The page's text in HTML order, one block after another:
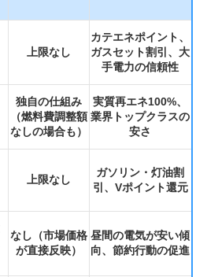
上限なし
カテエネポイント、
ガスセット割引、大
手電力の信頼性
独自の仕組み
（燃料費調整額
なしの場合も）
実質再エネ100%、
業界トップクラスの
安さ
上限なし
ガソリン・灯油割
引、Vポイント還元
なし（市場価格
が直接反映）
昼間の電気が安い傾
向、節約行動の促進